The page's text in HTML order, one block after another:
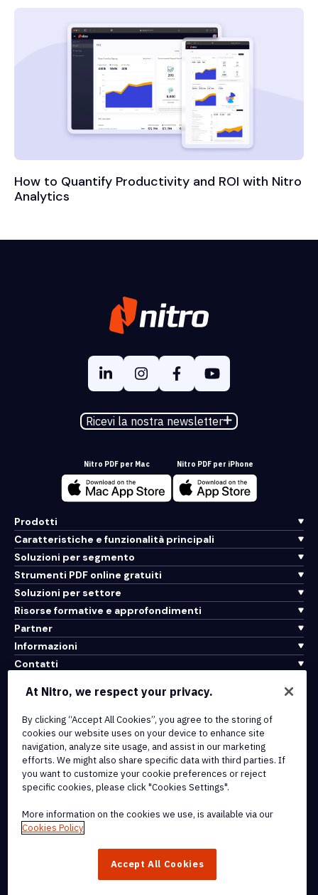
How to Quantify Productivity and ROI with Nitro
Analytics
Ricevi la nostra newsletter
Nitro PDF per Mac Nitro PDF per iPhone
Prodotti
Caratteristiche e funzionalità principali
Soluzioni per segmento
Strumenti PDF online gratuiti
Soluzioni per settore
Risorse formative e approfondimenti
Partner
Informazioni
Contatti
Integrazioni e connettività API
Termini di servizio
Politica sui cookie
Politica sul copyright
Tutti i termini e le politiche
© 2026 Nitro Software, Inc. Tutti i diritti riservati.
Sign e Nitro Analytics sono marchi e/o marchi registrati di Nitro
At Nitro, we respect your privacy.
By clicking “Accept All Cookies”, you agree to the storing of
cookies our website uses on your device to enhance site
navigation, analyze site usage, and assist in our marketing
efforts. We might also share specific data with third parties. If
you want to customize your cookie preferences or reject
specific cookies, please click "Cookies Settings".
More information on the cookies we use, is available via our
Cookies Policy
Accept All Cookies